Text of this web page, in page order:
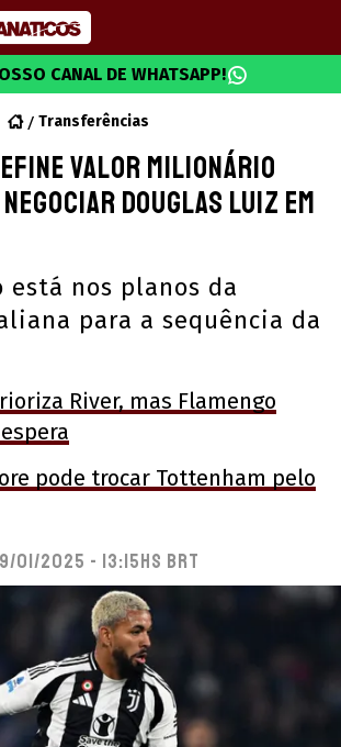
CANAL DE WHATSAPP!
Transferências
valor milionário
Douglas Luiz em
está nos planos da
para a sequência da
River, mas Flamengo
pode trocar Tottenham pelo
01/2025 - 13:15hs BRT